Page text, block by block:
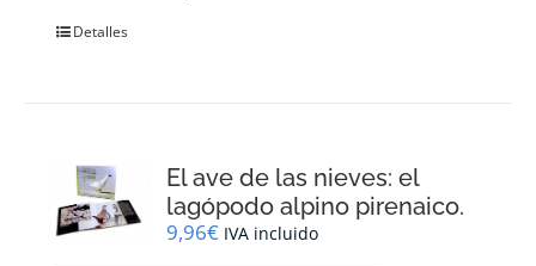
Detalles
El ave de las nieves: el
lagópodo alpino pirenaico.
9,96€ IVA incluido